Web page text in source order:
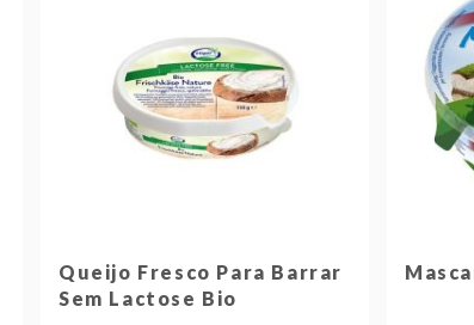
Queijo Fresco Para Barrar
Sem Lactose Bio